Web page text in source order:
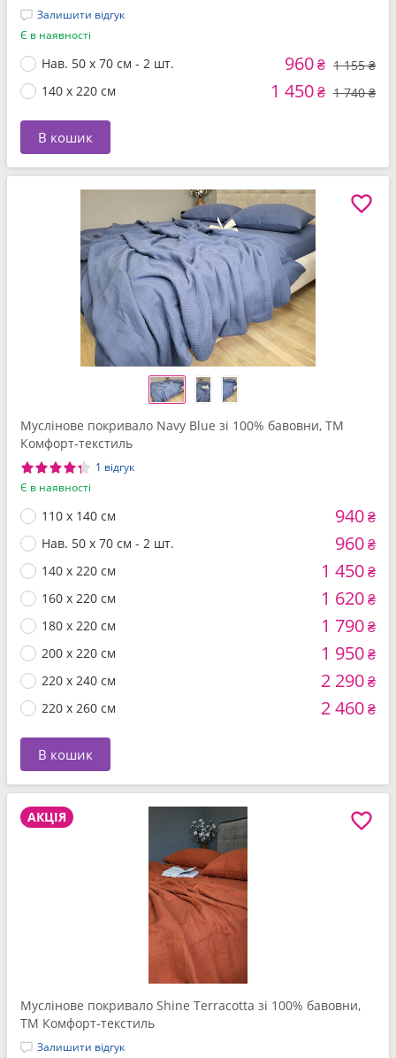
Залишити відгук
Є в наявності
Нав. 50 x 70 см - 2 шт. 960₴ 1 155 ₴
140 x 220 см
1 450₴ 1 740 ₴
В кошик
Муслінове покривало Navy Blue зі 100% бавовни, ТМ
Комфорт-текстиль
1 відгук
Є в наявності
110 x 140 см 940₴
Нав. 50 x 70 см - 2 шт. 960₴
140 x 220 см 1 450₴
160 x 220 см 1 620₴
180 x 220 см 1 790₴
200 x 220 см 1 950₴
220 x 240 см 2 290₴
220 x 260 см 2 460₴
В кошик
АКЦІЯ
Муслінове покривало Shine Terracotta зі 100% бавовни,
ТМ Комфорт-текстиль
Залишити відгук